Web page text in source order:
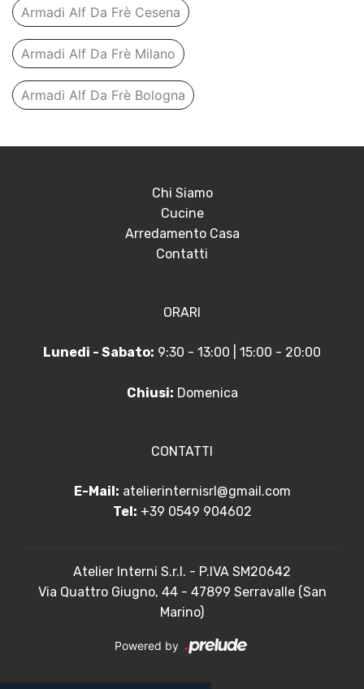
Armadi Alf Da Frè Cesena
Armadi Alf Da Frè Milano
Armadi Alf Da Frè Bologna
Chi Siamo
Cucine
Arredamento Casa
Contatti
ORARI
Lunedi - Sabato: 9:30 - 13:00 | 15:00 - 20:00
Chiusi: Domenica
CONTATTI
E-Mail: atelierinternisrl@gmail.com
Tel: +39 0549 904602
Atelier Interni S.r.l. - P.IVA SM20642
Via Quattro Giugno, 44 - 47899 Serravalle (San
Marino)
Powered by